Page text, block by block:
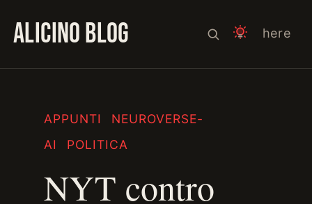
ALICINO BLOG here
APPUNTI
NEUROVERSE-
AI
POLITICA
NYT contro